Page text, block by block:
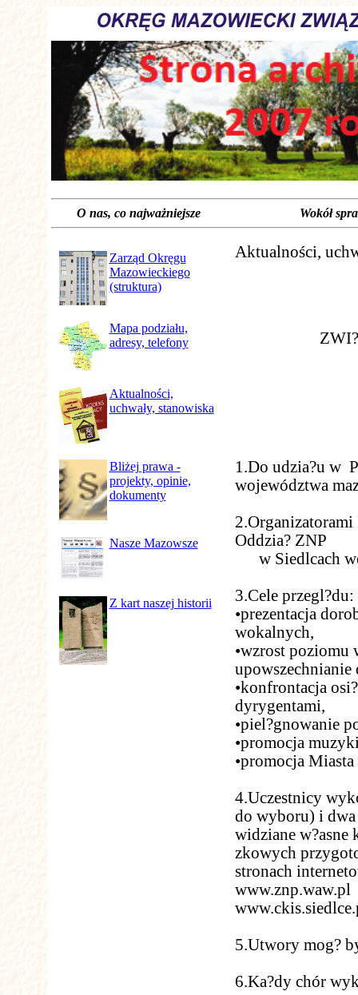
O nas, co najważniejsze Wokół spraw
Zarząd Okręgu
Mazowieckiego
(struktura)
Mapa podziału,
adresy, telefony
Aktualności,
uchwały, stanowiska
Bliżej prawa -
projekty, opinie,
dokumenty
Nasze Mazowsze
Z kart naszej historii
Aktualności,
1.Do udzia?u w
województwa
Oddzia? ZNP
w Siedlcach
3.Cele przegl?du:
•prezentacja
wokalnych,
•wzrost poziomu
upowszechnianie
•konfrontacja
dyrygentami,
•piel?gnowanie
•promocja
•promocja
4.Uczestnicy
do wyboru) i
widziane w?asne
zkowych
stronach
www.znp.waw.pl
5.Utwory mog?
6.Ka?dy chór